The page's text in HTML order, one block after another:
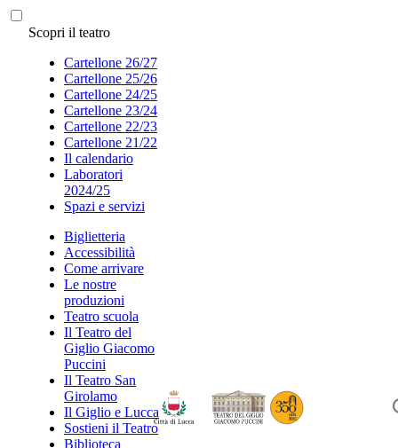
Scopri il teatro
Cartellone 26/27
Cartellone 25/26
Cartellone 24/25
Cartellone 23/24
Cartellone 22/23
Cartellone 21/22
Il calendario
Laboratori
2024/25
Spazi e servizi
Biglietteria
Accessibilità
Come arrivare
Le nostre
produzioni
Teatro scuola
Il Teatro del
Giglio Giacomo
Puccini
Il Teatro San
Girolamo
Il Giglio e Lucca
Sostieni il Teatro
Biblioteca